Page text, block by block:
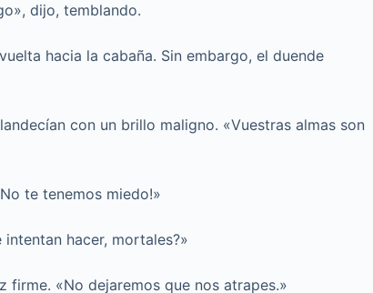
dijo, temblando.
hacia la cabaña. Sin embargo, el duende
con un brillo maligno. «Vuestras almas son
te tenemos miedo!»
hacer, mortales?»
firme. «No dejaremos que nos atrapes.»